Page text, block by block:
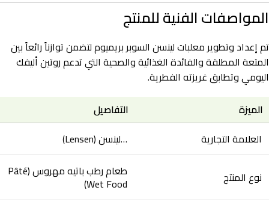
المواصفات الفنية للمنتج
تم إعداد وتطوير معلبات لينسن السوبر بريميوم لتضمن توازناً رائعاً بين
المتعة المطلقة والفائدة الغذائية والصحية التي تدعم روتين أليفك
اليومي وتطابق غريزته الفطرية.
الميزة
التفاصيل
العلامة التجارية
…لينسن (Lensen)
نوع المنتج طعام رطب باتيه مهروس (Pâté
Wet Food)